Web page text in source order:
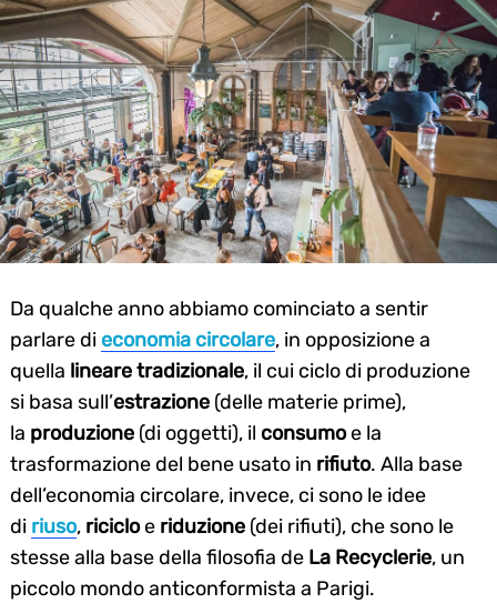
Da qualche anno abbiamo cominciato a sentir
parlare dieconomia circolare, in opposizione a
quella lineare tradizionale, il cui ciclo di produzione
si basa sull’estrazione (delle materie prime),
la produzione (di oggetti), il consumoe la
trasformazione del bene usato in rifiuto. Alla base
dell’economia circolare, invece, ci sono le idee
di riuso, ricicloe riduzione (dei rifiuti), che sono le
stesse alla base della filosofia de La Recyclerie, un
piccolo mondo anticonformista a Parigi.